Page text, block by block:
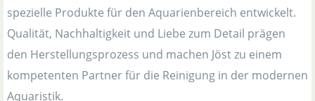
spezielle Produkte für den Aquarienbereich entwickelt.
Qualität, Nachhaltigkeit und Liebe zum Detail prägen
den Herstellungsprozess und machen Jöst zu einem
kompetenten Partner für die Reinigung in der modernen
Aquaristik.